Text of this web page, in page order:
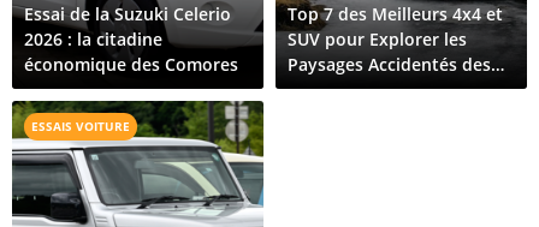
Essai de la Suzuki Celerio
2026 : la citadine
économique des Comores
Top 7 des Meilleurs 4x4 et
SUV pour Explorer les
Paysages Accidentés des
Comores
ESSAIS VOITURE